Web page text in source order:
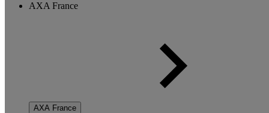
AXA France
AXA France